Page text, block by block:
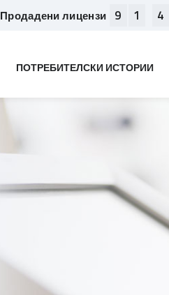
Продадени лицензи 9 1 4
ПОТРЕБИТЕЛСКИ ИСТОРИИ